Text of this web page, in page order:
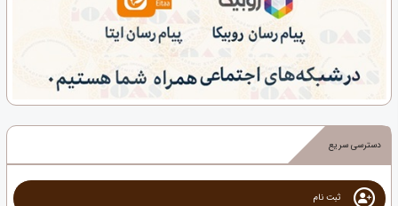
دسترسی سریع
ثبت نام